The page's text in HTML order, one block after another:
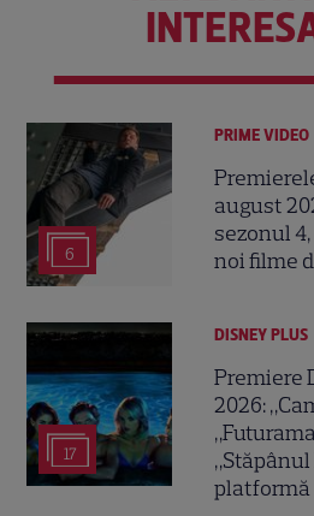
6
PRIME VIDEO
august
sezonul
noi filme
17
DISNEY PLUS
Premiere
2026:
platformă